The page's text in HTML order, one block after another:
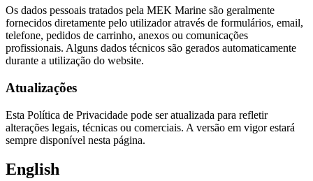
Os dados pessoais tratados pela MEK Marine são geralmente
fornecidos diretamente pelo utilizador através de formulários, email,
telefone, pedidos de carrinho, anexos ou comunicações
profissionais. Alguns dados técnicos são gerados automaticamente
durante a utilização do website.
Atualizações
Esta Política de Privacidade pode ser atualizada para refletir
alterações legais, técnicas ou comerciais. A versão em vigor estará
sempre disponível nesta página.
English